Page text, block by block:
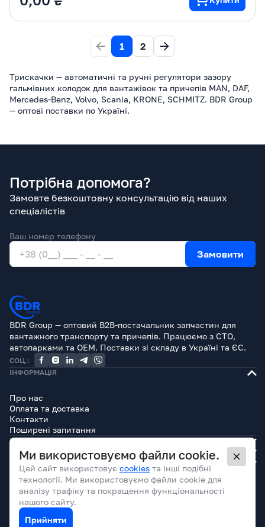
1 2
Трискачки — автоматичні та ручні регулятори зазору
гальмівних колодок для вантажівок та причепів MAN, DAF,
Mercedes-Benz, Volvo, Scania, KRONE, SCHMITZ. BDR Group
— оптові поставки по Україні.
Потрібна допомога?
Замовте безкоштовну консультацію від наших
спеціалістів
Ваш номер телефону
Замовити
BDR Group — оптовий B2B-постачальник запчастин для
вантажного транспорту та причепів. Працюємо з СТО,
автопарками та OEM. Поставки зі складу в Україні та ЄС.
СОЦ.:
ІНФОРМАЦІЯ
Про нас
Оплата та доставка
Контакти
Поширені запитання
КАТАЛОГ
БРЕНДИ
ЮРИДИЧНА ІНФОРМАЦІЯ
Ми використовуємо файли cookie.
Цей сайт використовує cookies та інші подібні
технології. Ми використовуємо файли cookie для
аналізу трафіку та покращення функціональності
нашого сайту.
Прийняти